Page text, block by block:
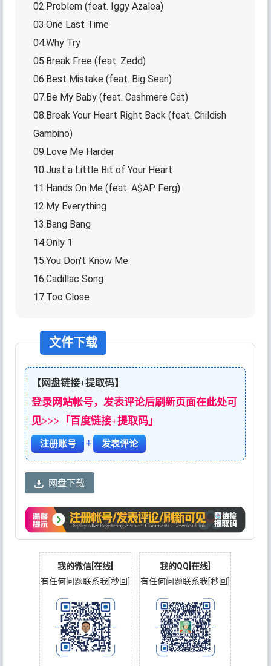
02.Problem (feat. Iggy Azalea)
03.One Last Time
04.Why Try
05.Break Free (feat. Zedd)
06.Best Mistake (feat. Big Sean)
07.Be My Baby (feat. Cashmere Cat)
08.Break Your Heart Right Back (feat. Childish
Gambino)
09.Love Me Harder
10.Just a Little Bit of Your Heart
11.Hands On Me (feat. A$AP Ferg)
12.My Everything
13.Bang Bang
14.Only 1
15.You Don't Know Me
16.Cadillac Song
17.Too Close
文件下载
【网盘链接+提取码】
登录网站帐号，发表评论后刷新页面在此处可
见>>>「百度链接+提取码」
注册账号 + 发表评论
网盘下载
我的微信[在线]
有任何问题联系我[秒回]
我的QQ[在线]
有任何问题联系我[秒回]